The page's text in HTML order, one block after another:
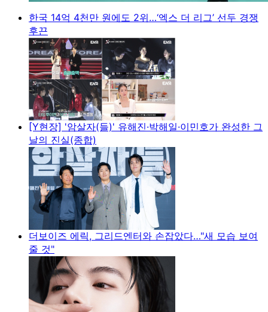
한국 14억 4천만 원에도 2위…‘엑스 더 리그’ 선두 경쟁
후끈
[Y현장] '암살자(들)' 유해진·박해일·이민호가 완성한 그
날의 진실(종합)
더보이즈 에릭, 그리드엔터와 손잡았다…"새 모습 보여
줄 것"